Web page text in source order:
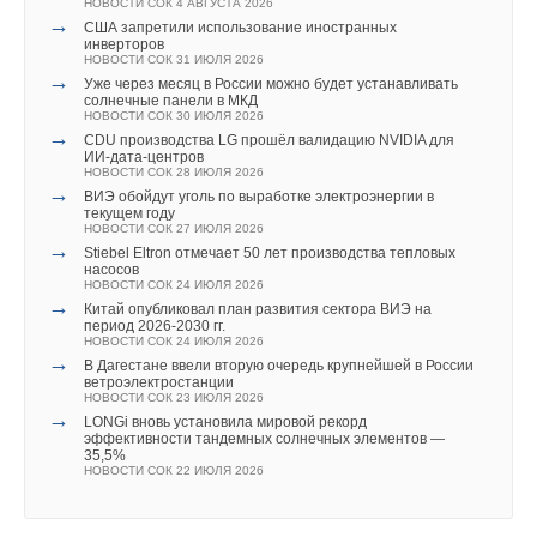
НОВОСТИ СОК 4 АВГУСТА 2026
→
США запретили использование иностранных
инверторов
НОВОСТИ СОК 31 ИЮЛЯ 2026
→
Уже через месяц в России можно будет устанавливать
солнечные панели в МКД
НОВОСТИ СОК 30 ИЮЛЯ 2026
→
CDU производства LG прошёл валидацию NVIDIA для
ИИ-дата-центров
НОВОСТИ СОК 28 ИЮЛЯ 2026
→
ВИЭ обойдут уголь по выработке электроэнергии в
текущем году
НОВОСТИ СОК 27 ИЮЛЯ 2026
→
Stiebel Eltron отмечает 50 лет производства тепловых
насосов
НОВОСТИ СОК 24 ИЮЛЯ 2026
→
Китай опубликовал план развития сектора ВИЭ на
период 2026-2030 гг.
НОВОСТИ СОК 24 ИЮЛЯ 2026
→
В Дагестане ввели вторую очередь крупнейшей в России
ветроэлектростанции
НОВОСТИ СОК 23 ИЮЛЯ 2026
→
LONGi вновь установила мировой рекорд
эффективности тандемных солнечных элементов —
35,5%
НОВОСТИ СОК 22 ИЮЛЯ 2026
Также госаудиторы считают необходимым установить
обязательные повышенные требования
к энергоэффективности жилья, строящегося
с использованием мер господдержки.
В части проведения энергоэффективного капремонта СП
отмечает наличие лишь одного механизма финансовой
поддержки — субсидии Фонда развития территорий
на компенсацию части затрат на такие работы. Само по себе
проведение таких работ госаудиторы считают
эффективным — средний размер экономии расходов
на оплату «коммуналки» после его проведения оценивается
%. Но механизм поддержки охватил лишь
незначительную часть домов — за 2017–2022 годы
истрачено 410,6 млн руб. на 343 дома (0,0
фонда). Сейчас этот инструмент и вовсе не работает — нет
финансирования. СП настаивает на разработке
Текст комментария
В этой теме еще нет комментариев
Добавить комментарий
Ваше имя *
Ваш E-mail *
Текст комментария
результатами работы солнечной электростанции посреди
пустыни? В настоящее время Африка отстает в развитии
надежных электрических сетей. При транспортировке
энергии на большие расстояния по линиям электропередачи
и так наблюдается некоторый процент потерь мощности (до
8%).
Вдобавок африканский регион политически нестабилен. Это
делает большие инвестиции (например, солнечную ферму)
в этом районе рискованными.
Неужели нам действительно нужно подмять под себя акры
пустынных земель и нарушить их экосистему для
производства солнечной энергии? Какой бы образцовой ни
была идея получения большого количества энергии
от солнечных станций в пустыне, она все еще слишком
сложна, чтобы воплотить ее в жизнь. Но у нас есть